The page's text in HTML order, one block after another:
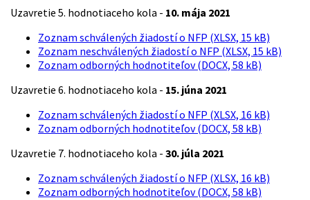
Uzavretie 5. hodnotiaceho kola - 10. mája 2021
Zoznam schválených žiadostí o NFP (XLSX, 15 kB)
Zoznam neschválených žiadostí o NFP (XLSX, 15 kB)
Zoznam odborných hodnotiteľov (DOCX, 58 kB)
Uzavretie 6. hodnotiaceho kola - 15. júna 2021
Zoznam schválených žiadostí o NFP (XLSX, 16 kB)
Zoznam odborných hodnotiteľov (DOCX, 58 kB)
Uzavretie 7. hodnotiaceho kola - 30. júla 2021
Zoznam schválených žiadostí o NFP (XLSX, 16 kB)
Zoznam odborných hodnotiteľov (DOCX, 58 kB)